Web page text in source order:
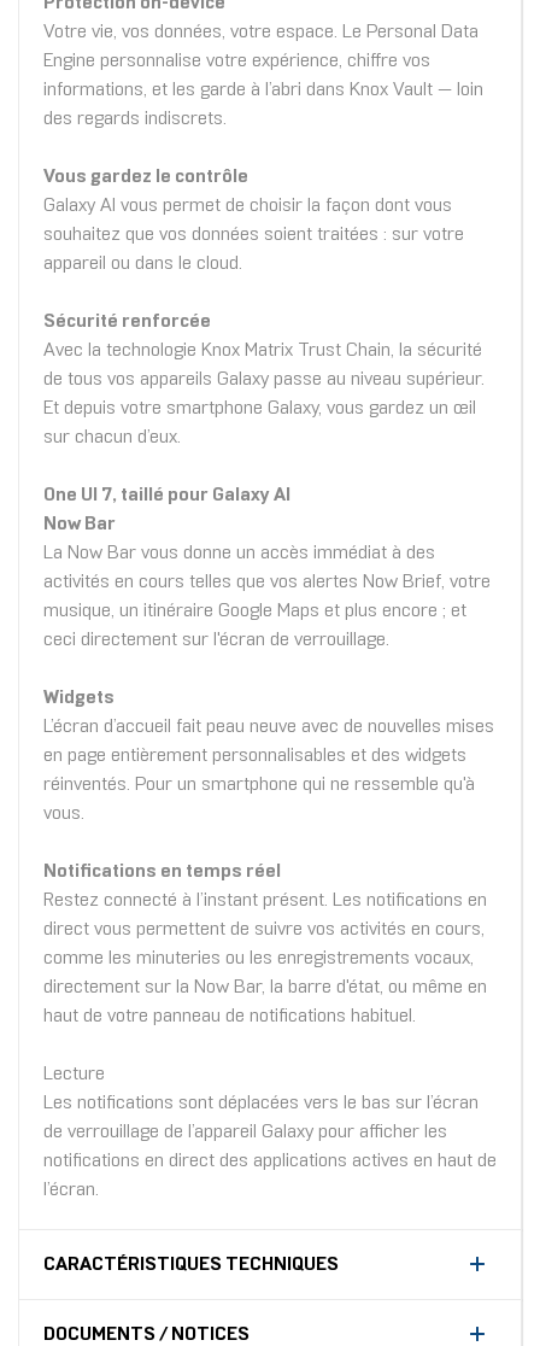
Votre vie, vos données, votre espace. Le Personal Data
Engine personnalise votre expérience, chiffre vos
informations, et les garde à l’abri dans Knox Vault — loin
des regards indiscrets.
Vous gardez le contrôle
Galaxy AI vous permet de choisir la façon dont vous
souhaitez que vos données soient traitées : sur votre
appareil ou dans le cloud.
Sécurité renforcée
Avec la technologie Knox Matrix Trust Chain, la sécurité
de tous vos appareils Galaxy passe au niveau supérieur.
Et depuis votre smartphone Galaxy, vous gardez un œil
sur chacun d’eux.
One UI 7, taillé pour Galaxy AI
Now Bar
La Now Bar vous donne un accès immédiat à des
activités en cours telles que vos alertes Now Brief, votre
musique, un itinéraire Google Maps et plus encore ; et
ceci directement sur l'écran de verrouillage.
Widgets
L’écran d’accueil fait peau neuve avec de nouvelles mises
en page entièrement personnalisables et des widgets
réinventés. Pour un smartphone qui ne ressemble qu'à
vous.
Notifications en temps réel
Restez connecté à l’instant présent. Les notifications en
direct vous permettent de suivre vos activités en cours,
comme les minuteries ou les enregistrements vocaux,
directement sur la Now Bar, la barre d'état, ou même en
haut de votre panneau de notifications habituel.
Lecture
Les notifications sont déplacées vers le bas sur l’écran
de verrouillage de l’appareil Galaxy pour afficher les
notifications en direct des applications actives en haut de
l’écran.
CARACTÉRISTIQUES TECHNIQUES
DOCUMENTS / NOTICES